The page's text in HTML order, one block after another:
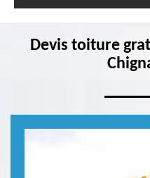
Devis toiture